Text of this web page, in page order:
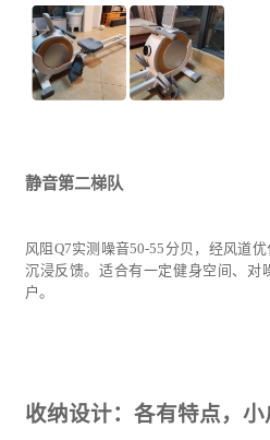
静音第二梯队
风阻Q7实测噪音50-55分贝，经风道
沉浸反馈。适合有一定健身空间、对
户。
收纳设计：各有特点，小